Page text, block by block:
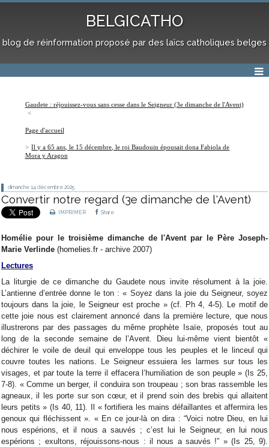
BELGICATHO
blog de réinformation proposé par des laïcs catholiques belges
Gaudete : réjouissez-vous sans cesse dans le Seigneur (3e dimanche de l'Avent)
Page d'accueil
Il y a 65 ans, le 15 décembre, le roi Baudouin épousait dona Fabiola de
Mora y Aragon
dimanche 14 décembre 2025
Convertir notre regard (3e dimanche de l'Avent)
IMPRIMER Share
Homélie pour le troisième dimanche de l'Avent par le Père Joseph-
Marie Verlinde (homelies.fr - archive 2007)
Lectures
La liturgie de ce dimanche du Gaudete nous invite résolument à la joie.
L’antienne d’entrée donne le ton : « Soyez dans la joie du Seigneur, soyez
toujours dans la joie, le Seigneur est proche » (cf. Ph 4, 4-5). Le motif de
cette joie nous est clairement annoncé dans la première lecture, que nous
illustrerons par des passages du même prophète Isaïe, proposés tout au
long de la seconde semaine de l’Avent. Dieu lui-même vient bientôt «
déchirer le voile de deuil qui enveloppe tous les peuples et le linceul qui
couvre toutes les nations. Le Seigneur essuiera les larmes sur tous les
visages, et par toute la terre il effacera l’humiliation de son peuple » (Is 25,
7-8). « Comme un berger, il conduira son troupeau ; son bras rassemble les
agneaux, il les porte sur son cœur, et il prend soin des brebis qui allaitent
leurs petits » (Is 40, 11). Il « fortifiera les mains défaillantes et affermira les
genoux qui fléchissent ». « En ce jour-là on dira : “Voici notre Dieu, en lui
nous espérions, et il nous a sauvés ; c’est lui le Seigneur, en lui nous
espérions ; exultons, réjouissons-nous : il nous a sauvés !” » (Is 25, 9).